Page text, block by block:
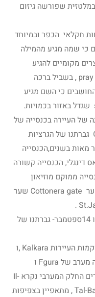
בשמה העכשווי היא נקראת Zabbar במלטזית שפורשה גיזום
חקלאי הכפר ובמיוחד
כי שמה מגיע מהמילה
מקומיים להגיע
לכנסיית הכפר pray Our Lady of Graces , בשביל ברכה
כי השם מגיע
של העיירה בכנסייה של
העיירה הנקראת Our Ladyof Graces גברתנו של הגרציות
מאות בשנים,הכנסייה
דינגלי, הכנסייה קשורה
ממוקם מוזיאון
המרתף , אטרקציות נוספות בעיירה שער Cottonera gate שער
בעיירה נחגג בכול שנה פסטיבל גברתנו 14ספטמבר- גברתנו של
בחלק הצפוני המערבי של העיירה ממוקמות העיירות Kalkara ,ו
Xghajra , היא גם מוקפת בחומות הגנה מערב של Fgura ו
Cottonera , העיירה נחלקת לשני אזורים החלק המערבי נקרא Il-
Misrah וכולל את Il-Biccieni ו Tal-Bajjada , מתאפיין בצפיפות